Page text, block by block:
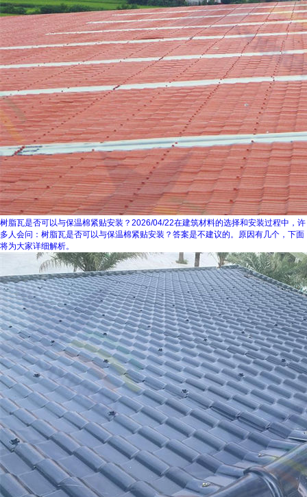
树脂瓦是否可以与保温棉紧贴安装？ 2026/04/22在建筑材料的选择和安装过程中，许
多人会问：树脂瓦是否可以与保温棉紧贴安装？答案是不建议的。原因有几个，下面
将为大家详细解析。